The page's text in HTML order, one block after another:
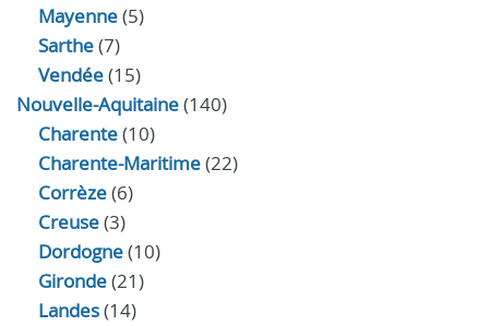
Mayenne(5)
Sarthe(7)
Vendée(15)
Nouvelle-Aquitaine(140)
Charente(10)
Charente-Maritime(22)
Corrèze(6)
Creuse(3)
Dordogne(10)
Gironde(21)
Landes(14)